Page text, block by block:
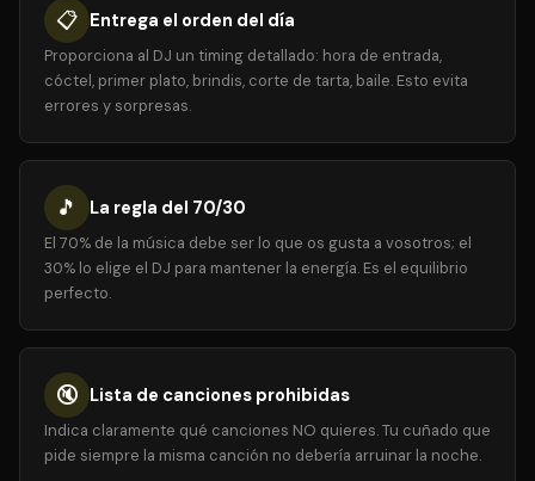
📋 Entrega el orden del día
Proporciona al DJ un timing detallado: hora de entrada,
cóctel, primer plato, brindis, corte de tarta, baile. Esto evita
errores y sorpresas.
🎵 La regla del 70/30
El 70% de la música debe ser lo que os gusta a vosotros; el
30% lo elige el DJ para mantener la energía. Es el equilibrio
perfecto.
🔇 Lista de canciones prohibidas
Indica claramente qué canciones NO quieres. Tu cuñado que
pide siempre la misma canción no debería arruinar la noche.